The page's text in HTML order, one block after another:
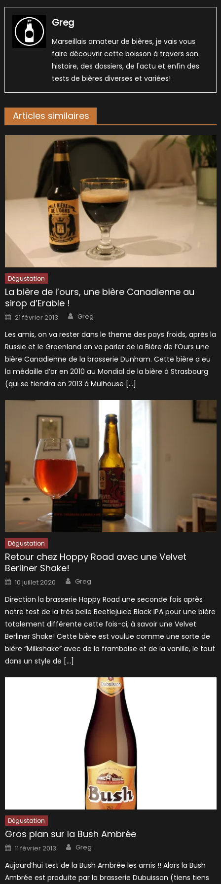
Greg
Marseillais amateur de bières, je vais vous
faire découvrir cette boisson à travers son
histoire, des dossiers, de l'actu et enfin des
tests de bières diverses et variées!
Articles similaires
Dégustation
La bière de l’ours, une bière Canadienne au
sirop d’Erable !
Posted
on
21 février 2013 Author
Greg
Les amis, on va rester dans le theme des pays froids, après la
Russie et le Groenland on va parler de la Bière de l’Ours une
bière Canadienne de la brasserie Dunham. Cette bière a eu
la médaille d’or en 2010 au Mondial de la bière à Strasbourg
(qui se tiendra en 2013 à Mulhouse […]
Dégustation
Retour chez Hoppy Road avec une Velvet
Berliner Shake!
Posted
on
10 juillet 2020 Author
Greg
Direction la brasserie Hoppy Road une seconde fois après
notre test de la très belle Beetlejuice Black IPA pour une bière
totalement différente cette fois-ci, à savoir une Velvet
Berliner Shake! Cette bière est voulue comme une sorte de
bière “Milkshake” avec de la framboise et de la vanille, le tout
dans un style de […]
Dégustation
Gros plan sur la Bush Ambrée
Posted
on
11 février 2013 Author
Greg
Aujourd’hui test de la Bush Ambrée les amis !! Alors la Bush
Ambrée est produite par la brasserie Dubuisson (tiens tiens